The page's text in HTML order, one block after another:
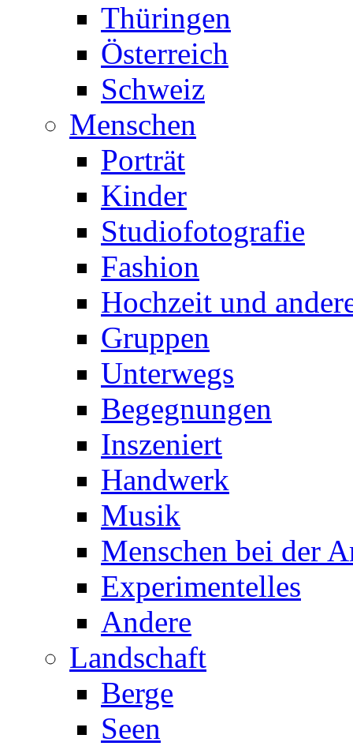
Thüringen
Österreich
Schweiz
Menschen
Porträt
Kinder
Studiofotografie
Fashion
Hochzeit und
Gruppen
Unterwegs
Begegnungen
Inszeniert
Handwerk
Musik
Menschen bei der
Experimentelles
Andere
Landschaft
Berge
Seen